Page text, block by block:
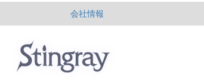
会社情報